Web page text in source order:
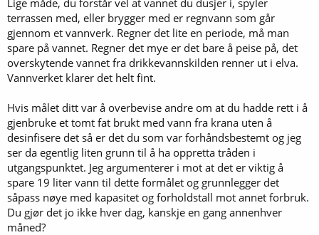
Lige måde, du forstår vel at vannet du dusjer i, spyler
terrassen med, eller brygger med er regnvann som går
gjennom et vannverk. Regner det lite en periode, må man
spare på vannet. Regner det mye er det bare å peise på, det
overskytende vannet fra drikkevannskilden renner ut i elva.
Vannverket klarer det helt fint.
Hvis målet ditt var å overbevise andre om at du hadde rett i å
gjenbruke et tomt fat brukt med vann fra krana uten å
desinfisere det så er det du som var forhåndsbestemt og jeg
ser da egentlig liten grunn til å ha oppretta tråden i
utgangspunktet. Jeg argumenterer i mot at det er viktig å
spare 19 liter vann til dette formålet og grunnlegger det
såpass nøye med kapasitet og forholdstall mot annet forbruk.
Du gjør det jo ikke hver dag, kanskje en gang annenhver
måned?